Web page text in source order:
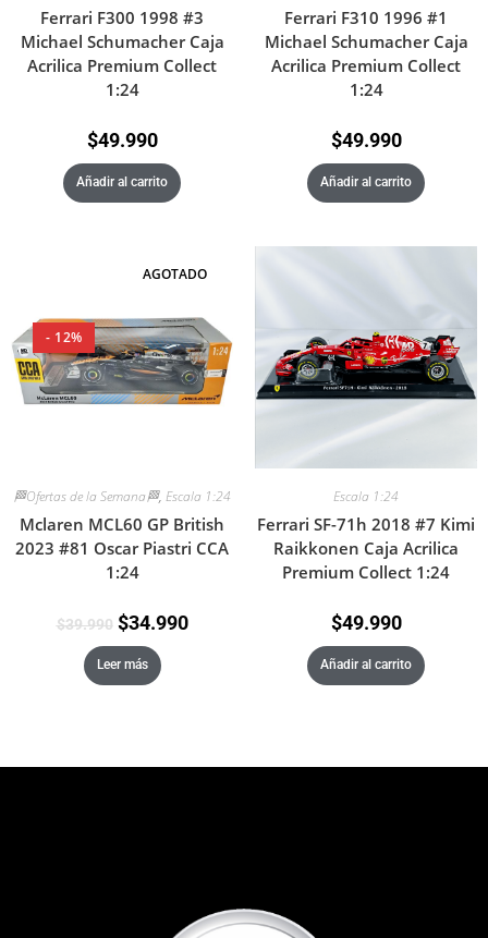
Ferrari F300 1998 #3
Michael Schumacher Caja
Acrilica Premium Collect
1:24
$49.990
Añadir al carrito
Ferrari F310 1996 #1
Michael Schumacher Caja
Acrilica Premium Collect
1:24
$49.990
Añadir al carrito
AGOTADO
- 12%
🏁Ofertas de la Semana🏁, Escala 1:24
Mclaren MCL60 GP British
2023 #81 Oscar Piastri CCA
1:24
$39.990 $34.990
Leer más
Escala 1:24
Ferrari SF-71h 2018 #7 Kimi
Raikkonen Caja Acrilica
Premium Collect 1:24
$49.990
Añadir al carrito